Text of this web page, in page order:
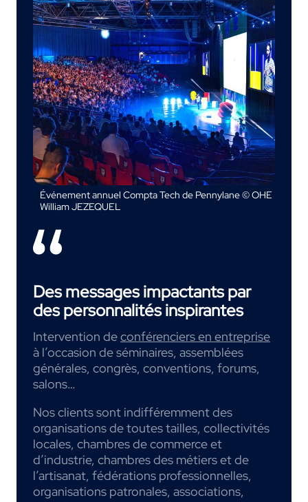
Événement annuel Compta Tech de Pennylane © OHE
William JEZEQUEL
Des messages impactants par
des personnalités inspirantes
Intervention deconférenciers en entreprise
à l’occasion de séminaires, assemblées
générales, congrès, conventions, forums,
salons…
Nos clients sont indifféremment des
organisations de toutes tailles, collectivités
locales, chambres de commerce et
d’industrie, chambres des métiers et de
l’artisanat, fédérations professionnelles,
organisations patronales, associations,